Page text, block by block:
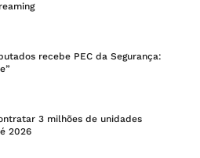
recebe PEC da Segurança:
3 milhões de unidades
2026